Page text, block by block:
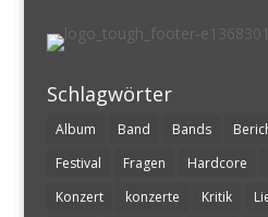
Schlagwörter
Album Band Bands
Festival
Fragen Hardcore
Konzert
konzerte Kritik